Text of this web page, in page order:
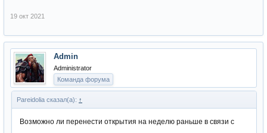
19 окт 2021
Admin
Administrator
Команда форума
Pareidolia сказал(а): ↑
Возможно ли перенести открытия на неделю раньше в связи с